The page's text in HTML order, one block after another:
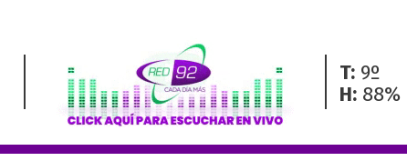
T: 9º
H: 88%